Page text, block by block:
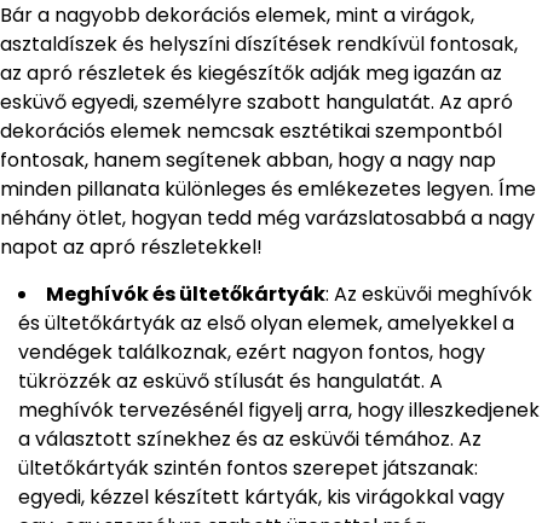
Bár a nagyobb dekorációs elemek, mint a virágok,
asztaldíszek és helyszíni díszítések rendkívül fontosak,
az apró részletek és kiegészítők adják meg igazán az
esküvő egyedi, személyre szabott hangulatát. Az apró
dekorációs elemek nemcsak esztétikai szempontból
fontosak, hanem segítenek abban, hogy a nagy nap
minden pillanata különleges és emlékezetes legyen. Íme
néhány ötlet, hogyan tedd még varázslatosabbá a nagy
napot az apró részletekkel!
Meghívók és ültetőkártyák: Az esküvői meghívók
és ültetőkártyák az első olyan elemek, amelyekkel a
vendégek találkoznak, ezért nagyon fontos, hogy
tükrözzék az esküvő stílusát és hangulatát. A
meghívók tervezésénél figyelj arra, hogy illeszkedjenek
a választott színekhez és az esküvői témához. Az
ültetőkártyák szintén fontos szerepet játszanak:
egyedi, kézzel készített kártyák, kis virágokkal vagy